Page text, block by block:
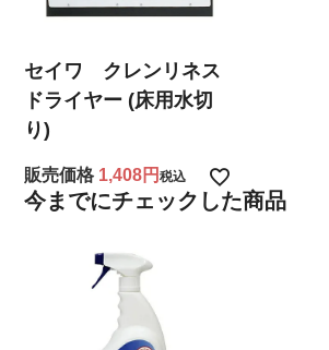
セイワ クレンリネス
ドライヤー (床用水切
り)
販売価格 1,408 税込
今までにチェックした商品